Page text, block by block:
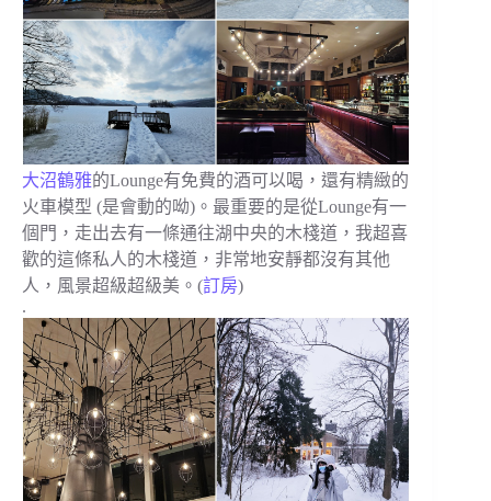
大沼鶴雅的Lounge有免費的酒可以喝，還有精緻的
火車模型 (是會動的呦)。最重要的是從Lounge有一
個門，走出去有一條通往湖中央的木棧道，我超喜
歡的這條私人的木棧道，非常地安靜都沒有其他
人，風景超級超級美。 (訂房)
.